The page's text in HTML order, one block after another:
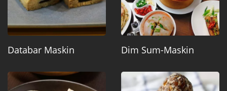
Databar Maskin Dim Sum-Maskin